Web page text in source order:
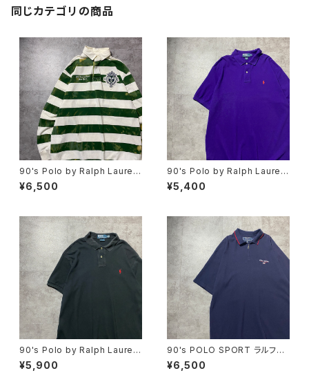
同じカテゴリの商品
90's Polo by Ralph Lauren
ポロバイラルフローレン 刺繍×
ワッペン ボーダー ラガーシ
¥6,500
90's Polo by Ralph Lauren
ポロバイラルフローレン 刺繍
ワンポイント ポニー パープ
¥5,400
90's Polo by Ralph Lauren
ポロバイラルフローレン 刺繍
ワンポイント ポニー ブラッ
¥5,900
90's POLO SPORT ラルフロ
ーレン ポロスポーツ ハーフ
ジップ 刺繍ワンポイント 鹿
¥6,500